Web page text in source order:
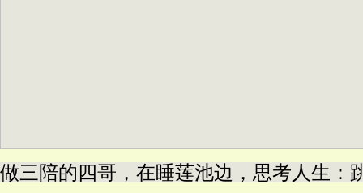
做三陪的四哥，在睡莲池边，思考人生：